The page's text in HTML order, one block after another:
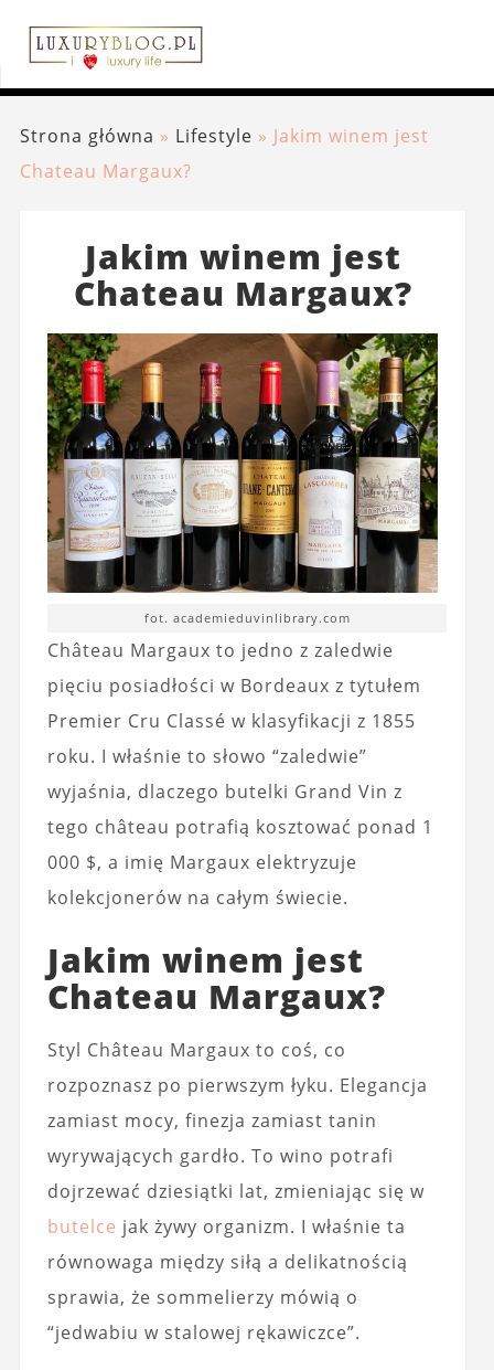
Strona główna » Lifestyle » Jakim winem jest
Chateau Margaux?
Jakim winem jest
Chateau Margaux?
fot. academieduvinlibrary.com
Château Margaux to jedno z zaledwie
pięciu posiadłości w Bordeaux z tytułem
Premier Cru Classé w klasyfikacji z 1855
roku. I właśnie to słowo “zaledwie”
wyjaśnia, dlaczego butelki Grand Vin z
tego château potrafią kosztować ponad 1
000 $, a imię Margaux elektryzuje
kolekcjonerów na całym świecie.
Jakim winem jest
Chateau Margaux?
Styl Château Margaux to coś, co
rozpoznasz po pierwszym łyku. Elegancja
zamiast mocy, finezja zamiast tanin
wyrywających gardło. To wino potrafi
dojrzewać dziesiątki lat, zmieniając się w
butelce jak żywy organizm. I właśnie ta
równowaga między siłą a delikatnością
sprawia, że sommelierzy mówią o
“jedwabiu w stalowej rękawiczce”.